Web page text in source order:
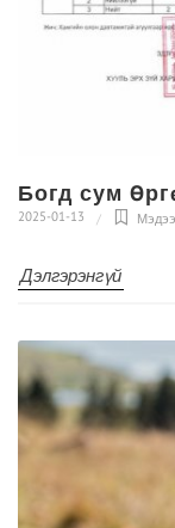
Богд сум
2025-01-13
Дэлгэрэнгүй